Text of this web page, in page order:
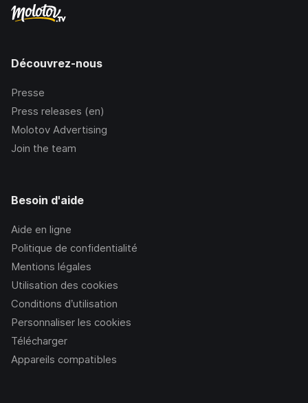
Découvrez-nous
Presse
Press releases (en)
Molotov Advertising
Join the team
Besoin d'aide
Aide en ligne
Politique de confidentialité
Mentions légales
Utilisation des cookies
Conditions d’utilisation
Personnaliser les cookies
Télécharger
Appareils compatibles